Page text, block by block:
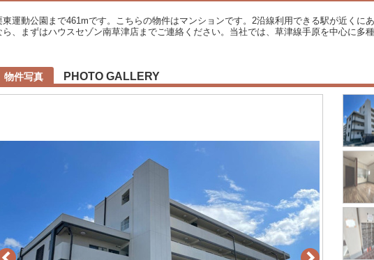
東運動公園まで461mです。こちらの物件はマンションです。2沿線利用できる駅が近くに
ら、まずはハウスセゾン南草津店までご連絡ください。当社では、草津線手原を中心に多
物件写真 PHOTO GALLERY